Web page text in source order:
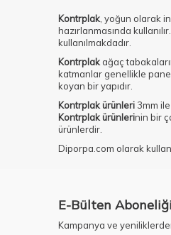
Kontrplak , yoğun olarak
hazırlanmasında
kullanılmakdadır.
Kontrplak ağaç
katmanlar genellikle
koyan bir yapıdır.
Kontrplak ürünleri 3mm
Kontrplak ürünlerinin bir
ürünlerdir.
Diporpa.com olarak
E-Bülten Aboneliği
Kampanya ve